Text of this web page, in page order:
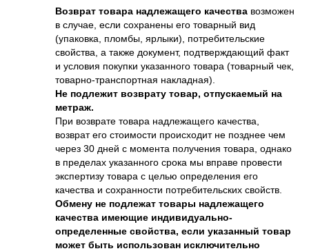
Возврат товара надлежащего качества возможен
в случае, если сохранены его товарный вид
(упаковка, пломбы, ярлыки), потребительские
свойства, а также документ, подтверждающий факт
и условия покупки указанного товара (товарный чек,
товарно-транспортная накладная).
Не подлежит возврату товар, отпускаемый на
метраж.
При возврате товара надлежащего качества,
возврат его стоимости происходит не позднее чем
через 30 дней с момента получения товара, однако
в пределах указанного срока мы вправе провести
экспертизу товара с целью определения его
качества и сохранности потребительских свойств.
Обмену не подлежат товары надлежащего
качества имеющие индивидуально-
определенные свойства, если указанный товар
может быть использован исключительно